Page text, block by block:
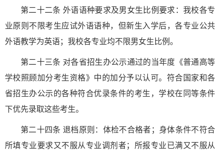
第二十二条 外语语种要求及男女生比例要求：我校各专
业原则不限考生应试外语语种，但新生入学后，各专业公共
外语教学为英语；我校各专业均不限男女生比例。
第二十三条 对各省招生办公示通过的当年度《普通高等
学校照顾加分考生资格》中的加分予以认可。符合国家和各
省招生办公示的各种符合优录条件的考生，学校在同等条件
下优先录取这些考生。
第二十四条 退档原则：体检不合格者；身体条件不符合
所填专业要求又不服从专业调剂者；所报专业已满又不服从